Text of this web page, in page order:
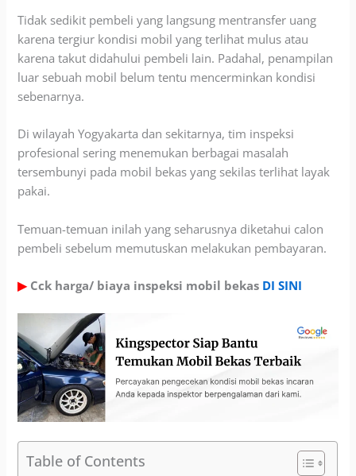
Tidak sedikit pembeli yang langsung mentransfer uang
karena tergiur kondisi mobil yang terlihat mulus atau
karena takut didahului pembeli lain. Padahal, penampilan
luar sebuah mobil belum tentu mencerminkan kondisi
sebenarnya.
Di wilayah Yogyakarta dan sekitarnya, tim inspeksi
profesional sering menemukan berbagai masalah
tersembunyi pada mobil bekas yang sekilas terlihat layak
pakai.
Temuan-temuan inilah yang seharusnya diketahui calon
pembeli sebelum memutuskan melakukan pembayaran.
▶Cck harga/ biaya inspeksi mobil bekas DI SINI
Table of Contents